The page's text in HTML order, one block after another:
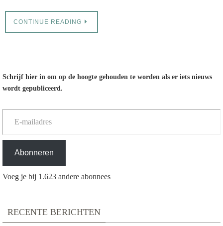
CONTINUE READING
Schrijf hier in om op de hoogte gehouden te worden als er iets nieuws
wordt gepubliceerd.
E-mailadres
Abonneren
Voeg je bij 1.623 andere abonnees
RECENTE BERICHTEN